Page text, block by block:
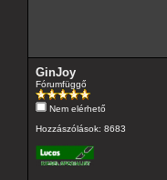
GinJoy
Fórumfüggő
Nem elérhető
Hozzászólások: 8683